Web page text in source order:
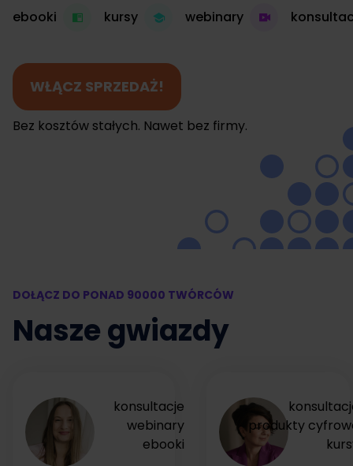
ebooki kursy webinary
WŁĄCZ SPRZEDAŻ!
Bez kosztów stałych. Nawet bez firmy.
DOŁĄCZ DO PONAD 90000 TWÓRCÓW
Nasze gwiazdy
konsultacje
webinary
ebooki
produkty